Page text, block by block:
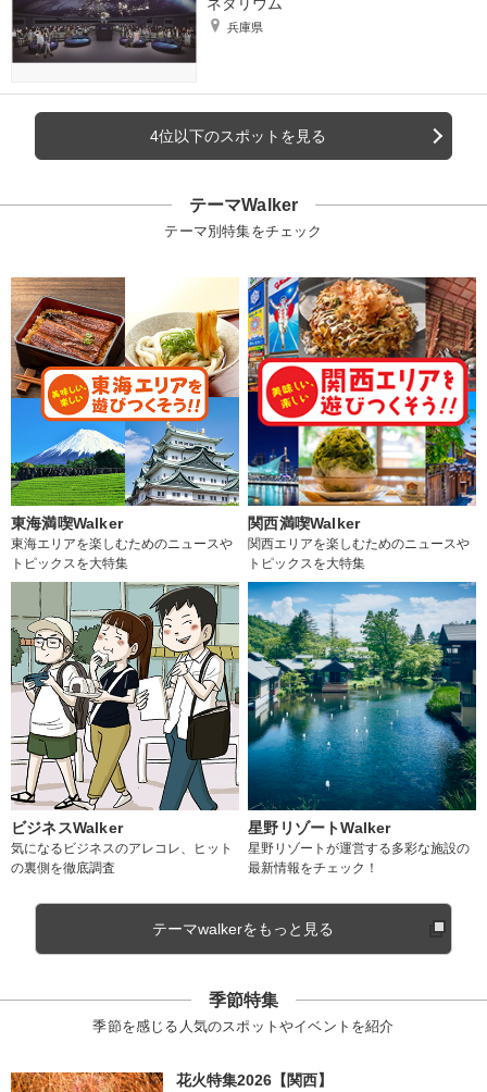
ネタリウム
兵庫県
4位以下のスポットを見る
テーマWalker
テーマ別特集をチェック
東海満喫Walker
東海エリアを楽しむためのニュースや
トピックスを大特集
関西満喫Walker
関西エリアを楽しむためのニュースや
トピックスを大特集
ビジネスWalker
気になるビジネスのアレコレ、ヒット
の裏側を徹底調査
星野リゾートWalker
星野リゾートが運営する多彩な施設の
最新情報をチェック！
テーマwalkerをもっと見る
季節特集
季節を感じる人気のスポットやイベントを紹介
花火特集2026【関西】